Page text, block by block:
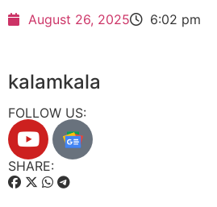
August 26, 2025 6:02 pm
kalamkala
FOLLOW US:
SHARE: